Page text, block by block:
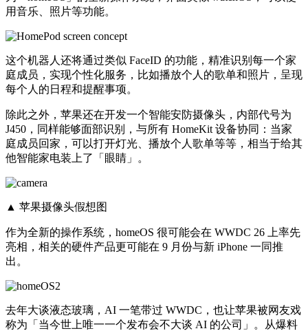
用音乐、照片等功能。
这个机器人还将通过类似 FaceID 的功能，精准识别每一个家
庭成员，实现个性化服务，比如播放个人的歌单和照片，呈现
每个人的日程和提醒事项。
除此之外，苹果还在开发一个智能安防摄像头，内部代号为
J450，同样能够面部识别，与所有 HomeKit 设备协同：当家
庭成员回家，可以打开灯光、播放个人歌单等等，相当于给其
他智能家电装上了「眼睛」。
▲ 苹果摄像头假想图
作为全新的操作系统，homeOS 很可能会在 WWDC 26 上率先
亮相，相关的硬件产品更可能在 9 月份与新 iPhone 一同推
出。
去年大谈液态玻璃，AI 一笔带过 WWDC，也让苹果被网友戏
称为「当今世上唯一一个发布会不大谈 AI 的公司」。从爆料